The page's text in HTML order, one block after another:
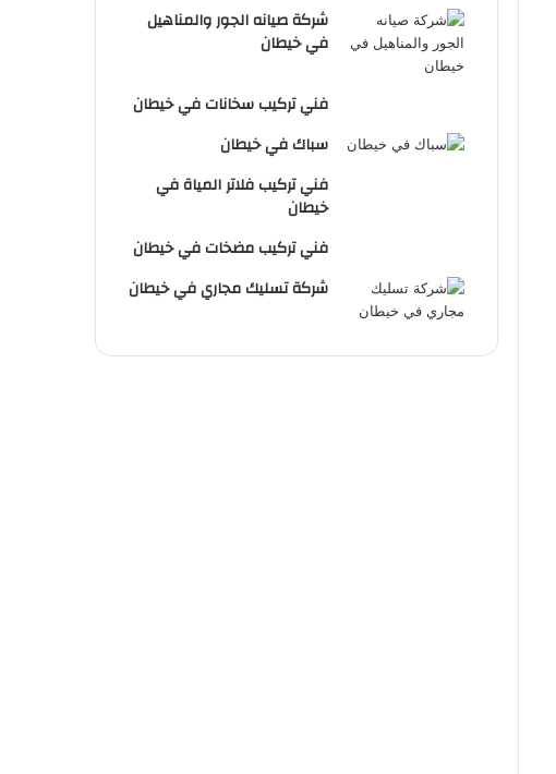
شركة صيانه الجور والمناهيل
في خيطان
فني تركيب سخانات في خيطان
سباك في خيطان
فني تركيب فلاتر المياة في
خيطان
فني تركيب مضخات في خيطان
شركة تسليك مجاري في خيطان